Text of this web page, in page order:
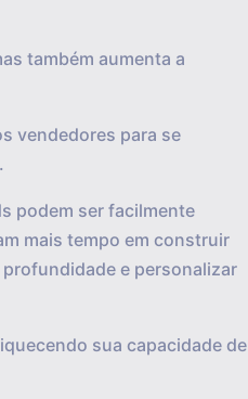
também aumenta a
vendedores para se
podem ser facilmente
mais tempo em construir
e personalizar
sua capacidade de